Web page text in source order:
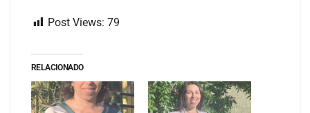
Post Views: 79
RELACIONADO